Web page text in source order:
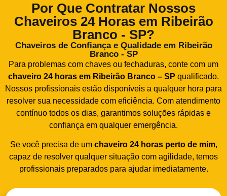
Por Que Contratar Nossos
Chaveiros 24 Horas em Ribeirão
Branco - SP?
Chaveiros de Confiança e Qualidade em Ribeirão
Branco - SP
Para problemas com chaves ou fechaduras, conte com um
chaveiro 24 horas em Ribeirão Branco – SP qualificado.
Nossos profissionais estão disponíveis a qualquer hora para
resolver sua necessidade com eficiência. Com atendimento
contínuo todos os dias, garantimos soluções rápidas e
confiança em qualquer emergência.
Se você precisa de um chaveiro 24 horasperto de mim,
capaz de resolver qualquer situação com agilidade, temos
profissionais preparados para ajudar imediatamente.